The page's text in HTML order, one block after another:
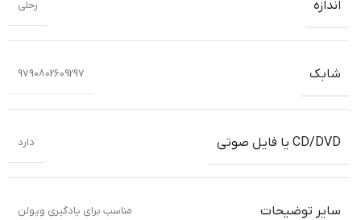
اندازه رحلی
شابک 9790802609297
CD/DVD یا فایل صوتی دارد
سایر توضیحات مناسب برای یادگیری ویولن